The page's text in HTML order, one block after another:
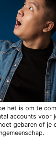
het is om te
accounts voor
gebaren of je